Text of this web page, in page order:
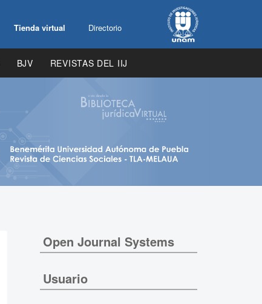
Tienda virtual Directorio
BJV REVISTAS DEL IIJ
Open Journal Systems
Usuario